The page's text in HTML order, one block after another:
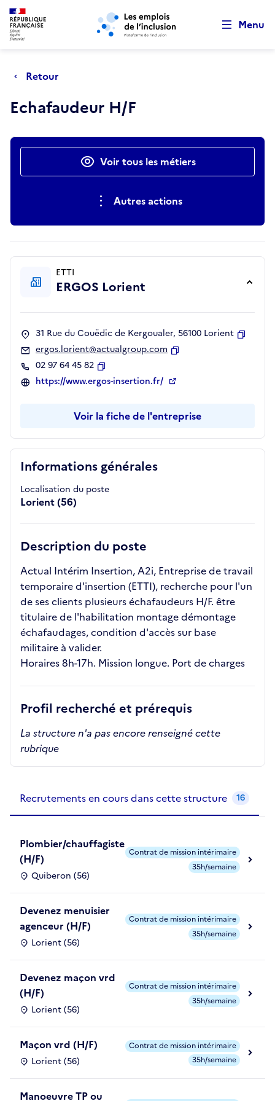
Aller au menu principal Aller au contenu principal
Menu
Retour
Echafaudeur H/F
Actions rapidesVoir tous les métiers
Autres actions
Informations générales
Localisation du poste
Lorient (56)
Description du poste
Actual Intérim Insertion, A2i, Entreprise de travail
temporaire d'insertion (ETTI), recherche pour l'un
de ses clients plusieurs échafaudeurs H/F. être
titulaire de l'habilitation montage démontage
échafaudages, condition d'accès sur base
militaire à valider.
Horaires 8h-17h. Mission longue. Port de charges
Profil recherché et prérequis
La structure n'a pas encore renseigné cette
rubrique
ETTI
ERGOS Lorient
31 Rue du Couëdic de Kergoualer, 56100 Lorient
ergos.lorient@actualgroup.com
02 97 64 45 82
Copier
https://www.ergos-insertion.fr/
Voir la fiche de l'entreprise
Recrutements en cours dans cette structure 16
Plombier/chauffagiste
(H/F)
Quiberon (56)
Contrat de mission intérimaire
35h/semaine
Devenez menuisier
agenceur (H/F)
Lorient (56)
Contrat de mission intérimaire
35h/semaine
Devenez maçon vrd
(H/F)
Lorient (56)
Contrat de mission intérimaire
35h/semaine
Maçon vrd (H/F)
Lorient (56)
Contrat de mission intérimaire
35h/semaine
Manoeuvre TP ou
Retour au début de la page
Panneau de gestion des cookies